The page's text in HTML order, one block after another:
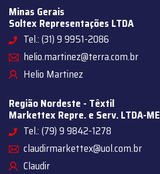
Minas Gerais
Soltex Representações LTDA
Tel.: (31) 9 9951-2086
helio.martinez@terra.com.br
Helio Martinez
Região Nordeste - Têxtil
Markettex Repre. e Serv. LTDA-ME
Tel.: (79) 9 9842-1278
claudirmarkettex@uol.com.br
Claudir